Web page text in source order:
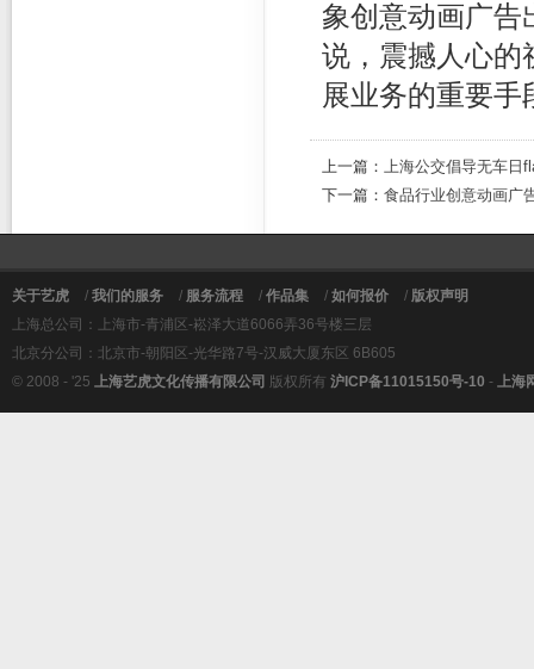
象创意动画广告
说，震撼人心的
展业务的重要手
上一篇： 上海公交倡导无车日
下一篇： 食品行业创意动画广
关于艺虎 / 我们的服务 / 服务流程 / 作品集 / 如何报价 / 版权声明
上海总公司：上海市-青浦区-崧泽大道6066弄36号楼三层
北京分公司：北京市-朝阳区-光华路7号-汉威大厦东区 6B605
© 2008 - '25 上海艺虎文化传播有限公司 版权所有 沪ICP备11015150号-10 - 上海